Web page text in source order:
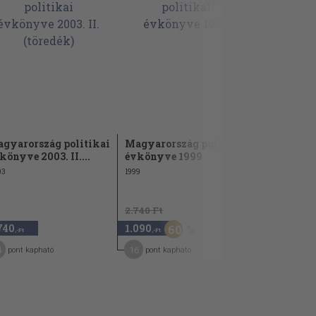
politikai
2003. II....
,-Ft
pont kapható
Magyarország politikai
évkönyve 1999
1999
2.740 Ft
1.090 ,-Ft 60
pont kapható